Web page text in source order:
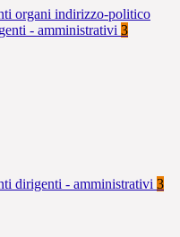
organi indirizzo-politico
- amministrativi 3
dirigenti - amministrativi 3